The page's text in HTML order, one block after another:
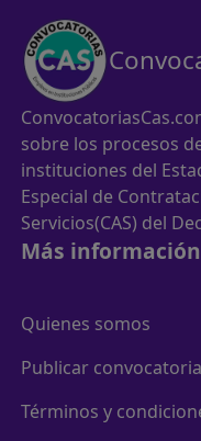
sobre los procesos
instituciones del
Especial de
Servicios(CAS) del
Más información
Quienes somos
Publicar convocatoria
Términos y